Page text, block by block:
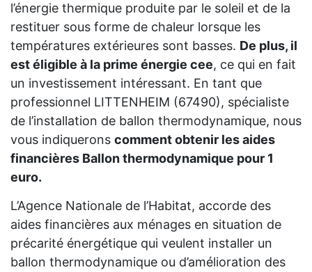
l’énergie thermique produite par le soleil et de la
restituer sous forme de chaleur lorsque les
températures extérieures sont basses. De plus, il
est éligible à la prime énergie cee, ce qui en fait
un investissement intéressant. En tant que
professionnel LITTENHEIM (67490), spécialiste
de l’installation de ballon thermodynamique, nous
vous indiquerons comment obtenir les aides
financières Ballon thermodynamique pour 1
euro.
L’Agence Nationale de l’Habitat, accorde des
aides financières aux ménages en situation de
précarité énergétique qui veulent installer un
ballon thermodynamique ou d’amélioration des